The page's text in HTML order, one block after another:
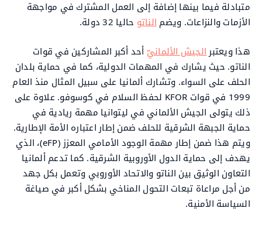
متبادلة فيما بينها إضافة إلى العمل المشترك في مواجهة
الأزمات والنزاعات. ويضم الناتو حاليا 32 دولة.
هذا ويعتبر الجيش الألمانيّ أحد أكبر المشاركين في قوات
الناتو. حيث يشارك في المهمات الدولية، كما في حماية بلدان
الحلف على السواء. وتشارك ألمانيا على سبيل المثال منذ العام
1999 في قوات KFOR لحفظ السلام في كوسوفو. علاوة على
ذلك يتولى الجيش الألماني في ليتوانيا مهمة ريادية في
حماية الجبهة الشرقية للحلف ضمن إطار اعتباره الأمة الإطارية.
ويتم هذا ضمن إطار مهمة الوجود الأمامي المعزز (eFP)، الذي
يهدف إلى حماية الدول الأوروبية الشرقية. كما تدعم ألمانيا
التعاون الوثيق بين الناتو والاتحاد الأوروبي وتعمل بكل جهد
من أجل مراعاة تبعات التحول المناخي بشكل أكبر في صياغة
السياسة الأمنية.